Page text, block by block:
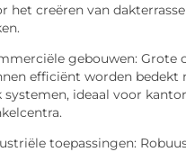
het creëren van
gebouwen: Grote
efficiënt worden bedekt
systemen, ideaal voor
toepassingen: